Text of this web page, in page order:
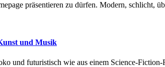
präsentieren zu dürfen. Modern, schlicht,
und Musik
und futuristisch wie aus einem Science-